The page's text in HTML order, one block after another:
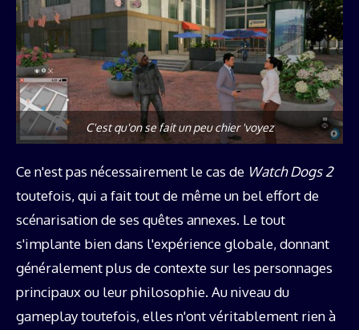
C'est qu'on se fait un peu chier 'voyez
Ce n'est pas nécessairement le cas de Watch Dogs 2
toutefois, qui a fait tout de même un bel effort de
scénarisation de ses quêtes annexes. Le tout
s'implante bien dans l'expérience globale, donnant
généralement plus de contexte sur les personnages
principaux ou leur philosophie. Au niveau du
gameplay toutefois, elles n'ont véritablement rien à